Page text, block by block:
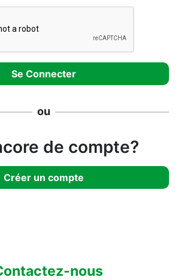
ou
de compte?
Créer un compte
nous